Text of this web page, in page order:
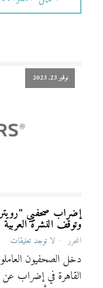
نوفمبر 23, 2023
إضراب صحفيي
وتوقف النشرة العربية 24 ساعة
المحرر لا توجد تعليقات
دخل الصحفيون